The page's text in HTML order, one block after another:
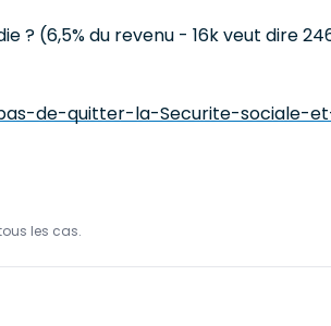
(6,5% du revenu - 16k veut dire
de-quitter-la-Securite-sociale-
les cas.